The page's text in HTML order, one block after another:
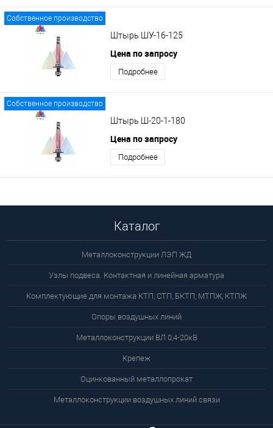
Собственное производство
Штырь ШУ-16-125
Цена по запросу
Подробнее
Собственное производство
Штырь Ш-20-1-180
Цена по запросу
Подробнее
Каталог
Металлоконструкции ЛЭП ЖД
Узлы подвеса. Контактная и линейная арматура
Комплектующие для монтажа КТП, СТП, БКТП, МТПЖ, КТПЖ
Опоры воздушных линий
Металлоконструкции ВЛ 0,4-20кВ
Крепеж
Оцинкованный металлопрокат
Металлоконструкции воздушных линий связи